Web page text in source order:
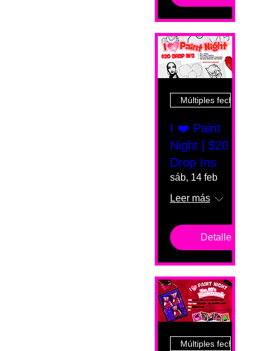
Múltiples fechas
I ❤️ Paint
Night | $20
Drop Ins
sáb, 14 feb
Leer más
Detalles
Múltiples fechas